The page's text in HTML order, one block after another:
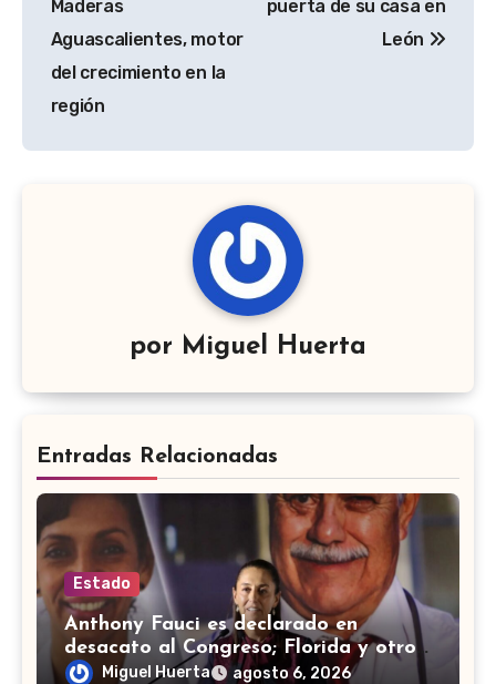
Maderas
Aguascalientes, motor
del crecimiento en la
región
puerta de su casa en
León
por Miguel Huerta
Entradas Relacionadas
Estado
Anthony Fauci es declarado en
desacato al Congreso; Florida y otros
estados intensifican investigaciones
Miguel Huerta agosto 6, 2026